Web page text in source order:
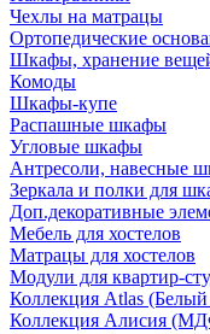
Чехлы на матрацы
Ортопедические
Шкафы, хранение
Комоды
Шкафы-купе
Распашные шкафы
Угловые шкафы
Антресоли, навесные
Зеркала и полки для
Доп.декоративные
Мебель для хостелов
Матрацы для хостелов
Модули для квартир-
Коллекция Atlas
Коллекция Алисия